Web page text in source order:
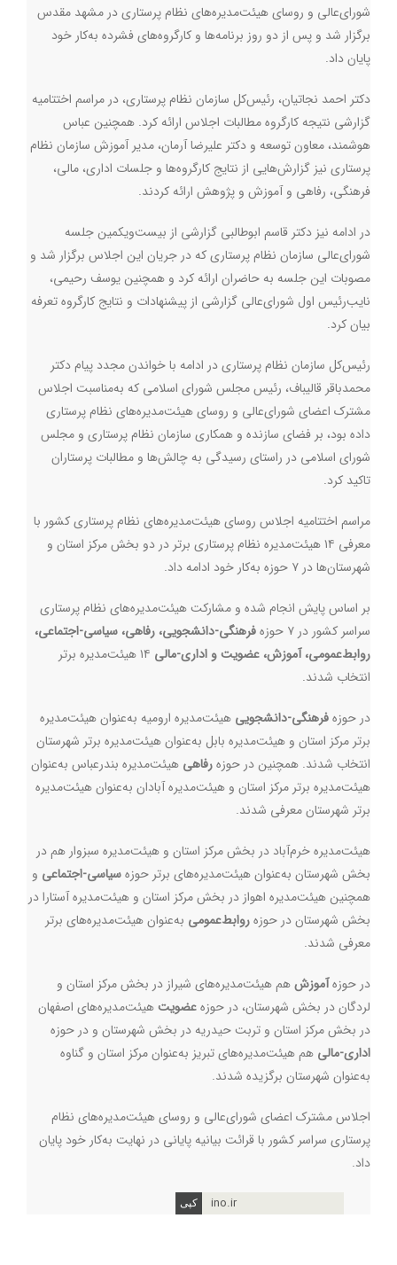
شورای‌عالی و روسای هیئت‌مدیره‌های نظام پرستاری در مشهد مقدس
برگزار شد و پس از دو روز برنامه‌ها و کارگروه‌های فشرده به‌کار خود
پایان داد.
دکتر احمد نجاتیان، رئیس‌کل سازمان نظام پرستاری، در مراسم اختتامیه
گزارشی نتیجه کارگروه مطالبات اجلاس ارائه کرد. همچنین عباس
هوشمند، معاون توسعه و دکتر علیرضا آرمان، مدیر آموزش سازمان نظام
پرستاری نیز گزارش‌هایی از نتایج کارگروه‌ها و جلسات اداری، مالی،
فرهنگی، رفاهی و آموزش و پژوهش ارائه کردند.
در ادامه نیز دکتر قاسم ابوطالبی گزارشی از بیست‌ویکمین جلسه
شورای‌عالی سازمان نظام پرستاری که در جریان این اجلاس برگزار شد و
مصوبات این جلسه به حاضران ارائه کرد و همچنین یوسف رحیمی،
نایب‌رئیس اول شورای‌عالی گزارشی از پیشنهادات و نتایج کارگروه تعرفه
بیان کرد.
رئیس‌کل سازمان نظام پرستاری در ادامه با خواندن مجدد پیام دکتر
محمدباقر قالیباف، رئیس مجلس شورای اسلامی که به‌مناسبت اجلاس
مشترک اعضای شورای‌عالی و روسای هیئت‌مدیره‌های نظام پرستاری
داده بود، بر فضای سازنده و همکاری سازمان نظام پرستاری و مجلس
شورای اسلامی در راستای رسیدگی به چالش‌ها و مطالبات پرستاران
تاکید کرد.
مراسم اختتامیه اجلاس روسای هیئت‌مدیره‌های نظام پرستاری کشور با
معرفی ۱۴ هیئت‌مدیره نظام پرستاری برتر در دو بخش مرکز استان و
شهرستان‌ها در ۷ حوزه به‌کار خود ادامه داد.
بر اساس پایش انجام شده و مشارکت هیئت‌مدیره‌های نظام پرستاری
سراسر کشور در ۷ حوزه
فرهنگی-دانشجویی، رفاهی، سیاسی-اجتماعی،
روابط‌عمومی، آموزش، عضویت و اداری-مالی
۱۴ هیئت‌مدیره‌ برتر
انتخاب شدند.
در حوزهفرهنگی-دانشجویی هیئت‌مدیره ارومیه به‌عنوان هیئت‌مدیره
برتر مرکز استان و هیئت‌مدیره بابل به‌عنوان هیئت‌مدیره برتر شهرستان
انتخاب شدند. همچنین در حوزهرفاهی هیئت‌مدیره بندرعباس به‌عنوان
هیئت‌مدیره برتر مرکز استان و هیئت‌مدیره آبادان به‌عنوان هیئت‌مدیره
برتر شهرستان معرفی شدند.
هیئت‌مدیره خرم‌آباد در بخش مرکز استان و هیئت‌مدیره سبزوار هم در
بخش شهرستان به‌عنوان هیئت‌مدیره‌های برتر حوزهسیاسی-اجتماعی و
همچنین هیئت‌مدیره اهواز در بخش مرکز استان و هیئت‌مدیره آستارا در
بخش شهرستان در حوزهروابط‌عمومی به‌عنوان هیئت‌مدیره‌های برتر
معرفی شدند.
در حوزهآموزشهم هیئت‌مدیره‌های شیراز در بخش مرکز استان و
لردگان در بخش شهرستان، در حوزهعضویتهیئت‌مدیره‌های اصفهان
در بخش مرکز استان و تربت حیدریه در بخش شهرستان و در حوزه
اداری-مالی هم هیئت‌مدیره‌های تبریز به‌عنوان مرکز استان و گناوه
به‌عنوان شهرستان برگزیده شدند.
اجلاس مشترک اعضای شورای‌عالی و روسای هیئت‌مدیره‌های نظام
پرستاری سراسر کشور با قرائت بیانیه پایانی در نهایت به‌کار خود پایان
داد.
ino.ir